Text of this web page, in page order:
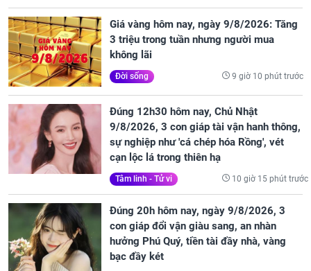
Giá vàng hôm nay, ngày 9/8/2026: Tăng
3 triệu trong tuần nhưng người mua
không lãi
Đời sống 9 giờ 10 phút trước
Đúng 12h30 hôm nay, Chủ Nhật
9/8/2026, 3 con giáp tài vận hanh thông,
sự nghiệp như 'cá chép hóa Rồng', vét
cạn lộc lá trong thiên hạ
Tâm linh - Tử vi 10 giờ 15 phút trước
Đúng 20h hôm nay, ngày 9/8/2026, 3
con giáp đổi vận giàu sang, an nhàn
hưởng Phú Quý, tiền tài đầy nhà, vàng
bạc đầy két